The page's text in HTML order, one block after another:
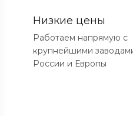
Низкие цены
Работаем напрямую с
крупнейшими
России и Европы